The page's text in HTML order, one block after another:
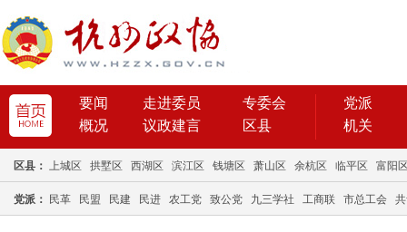
要闻 走进委员
专委会
概况
议政建言 区县
党派
机关
区县： 上城区 拱墅区 西湖区 滨江区 钱塘区 萧山区 余杭区 临平区 富阳
党派： 民革 民盟 民建 民进 农工党 致公党 九三学社 工商联 市总工会